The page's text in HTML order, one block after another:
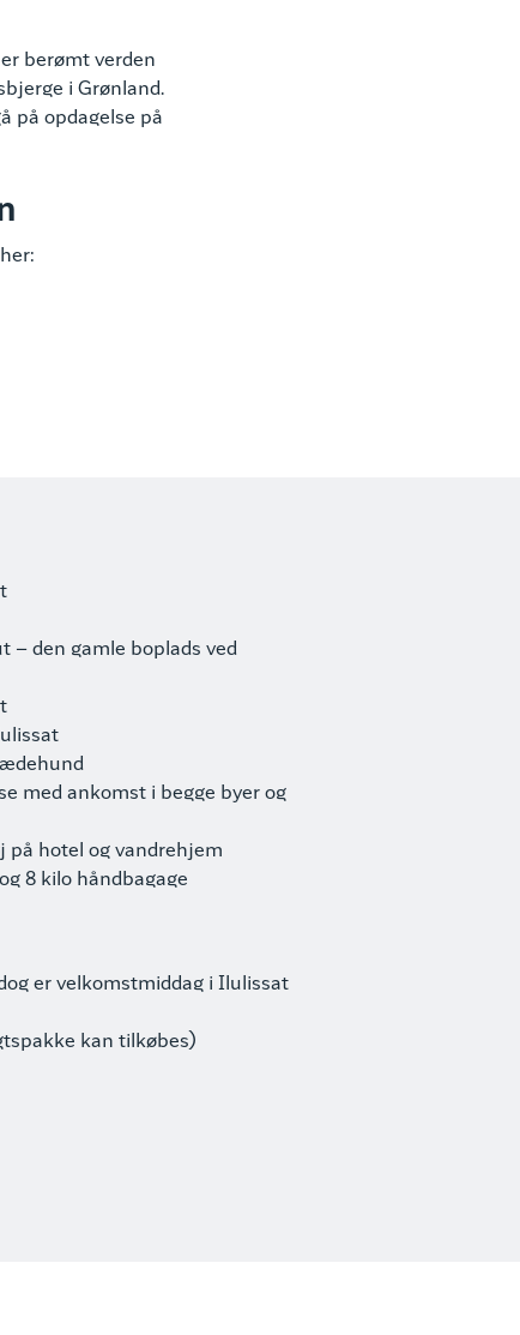
berømt verden
i Grønland.
på opdagelse på
– den gamle boplads ved
med ankomst i begge byer og
på hotel og vandrehjem
8 kilo håndbagage
er velkomstmiddag i Ilulissat
kan tilkøbes)